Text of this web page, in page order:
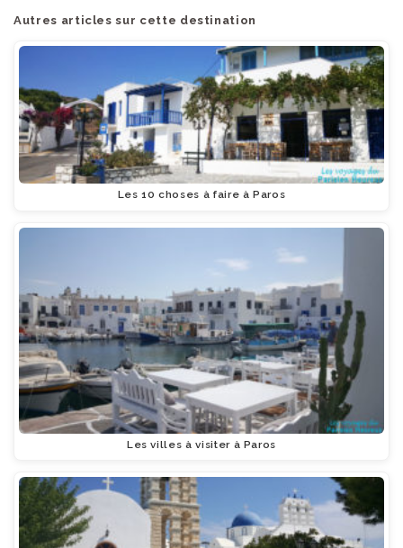
Autres articles sur cette destination
Les 10 choses à faire à Paros
Les villes à visiter à Paros